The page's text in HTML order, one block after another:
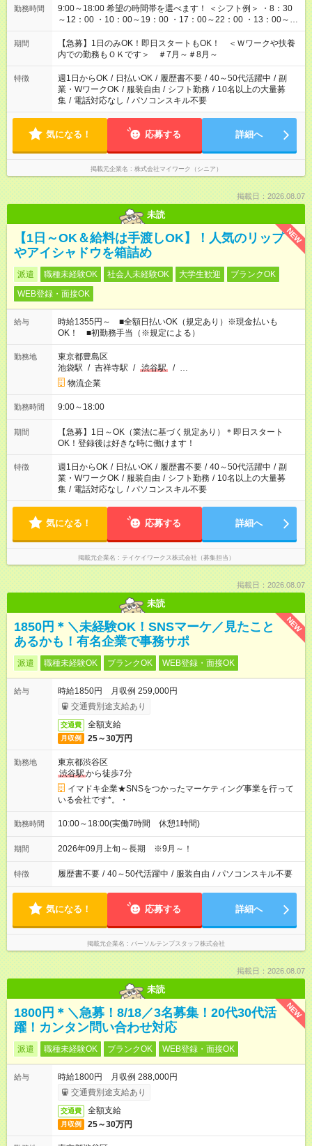
勤務時間
9:00～18:00 希望の時間帯を選べます！ ＜シフト例＞ ・8：30
～12：00 ・10：00～19：00 ・17：00～22：00 ・13：00～
22：00 ・22：00～翌6：00 など
期間
【急募】1日のみOK！即日スタートもOK！ ＜Ｗワークや扶養
内での勤務もＯＫです＞ ＃7月～＃8月～
特徴 週1日からOK / 日払いOK / 履歴書不要 / 40～50代活躍中 / 副
業・WワークOK / 服装自由 / シフト勤務 / 10名以上の大量募
集 / 電話対応なし / パソコンスキル不要
気になる！ 応募する 詳細へ
掲載元企業名 株式会社マイワーク（シニア）
掲載日：2026.08.07
未読
NEW
【1日～OK＆給料は手渡しOK】！人気のリップ
やアイシャドウを箱詰め
派遣 職種未経験OK 社会人未経験OK 大学生歓迎
ブランクOK
WEB登録・面接OK
給与
時給1355円～ ■全額日払いOK（規定あり）※現金払いも
OK！ ■初勤務手当（※規定による）
勤務地
東京都豊島区
池袋駅 / 吉祥寺駅 / 渋谷駅 / …
物流企業
勤務時間 9:00～18:00
期間
【急募】1日～OK（業法に基づく規定あり）＊即日スタート
OK！登録後は好きな時に働けます！
特徴 週1日からOK / 日払いOK / 履歴書不要 / 40～50代活躍中 / 副
業・WワークOK / 服装自由 / シフト勤務 / 10名以上の大量募
集 / 電話対応なし / パソコンスキル不要
気になる！ 応募する 詳細へ
掲載元企業名 テイケイワークス株式会社（募集担当）
掲載日：2026.08.07
未読
NEW
1850円＊＼未経験OK！SNSマーケ／見たこと
あるかも！有名企業で事務サポ
派遣 職種未経験OK ブランクOK WEB登録・面接OK
給与
時給1850円 月収例 259,000円
交通費別途支給あり
交通費 全額支給
月収例 25～30万円
勤務地
東京都渋谷区
渋谷駅から徒歩7分
イマドキ企業★SNSをつかったマーケティング事業を行って
いる会社です*。・
勤務時間 10:00～18:00(実働7時間 休憩1時間)
期間 2026年09月上旬～長期 ※9月～！
特徴 履歴書不要 / 40～50代活躍中 / 服装自由 / パソコンスキル不要
気になる！ 応募する 詳細へ
掲載元企業名 パーソルテンプスタッフ株式会社
掲載日：2026.08.07
未読
NEW
1800円＊＼急募！8/18／3名募集！20代30代活
躍！カンタン問い合わせ対応
派遣 職種未経験OK ブランクOK WEB登録・面接OK
給与
時給1800円 月収例 288,000円
交通費別途支給あり
交通費 全額支給
月収例 25～30万円